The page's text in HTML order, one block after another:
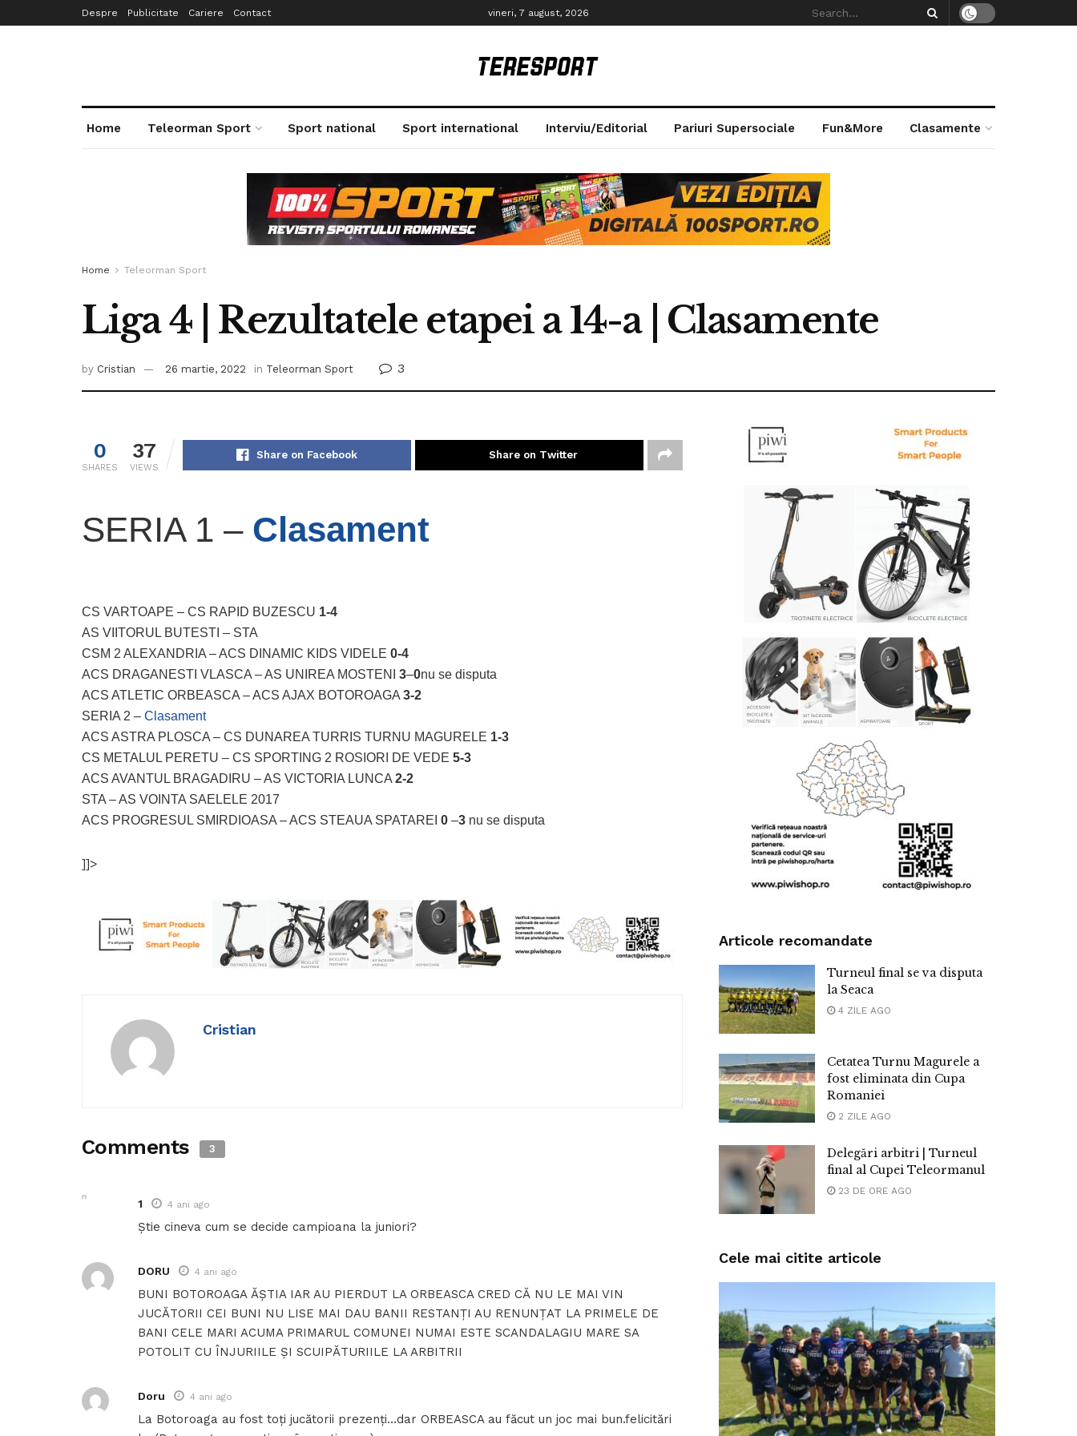
Despre Publicitate Cariere Contact vineri, 7 august, 2026
Home Teleorman Sport Sport national Sport international Interviu/Editorial Pariuri Supersociale Fun&More Clasamente
Home Teleorman Sport
Liga 4 | Rezultatele etapei a 14-a | Clasamente
by Cristian 26 martie, 2022 in Teleorman Sport 3
0
SHARES
37
VIEWS
Share on Facebook Share on Twitter
SERIA 1 – Clasament
CS VARTOAPE – CS RAPID BUZESCU 1-4
AS VIITORUL BUTESTI – STA
CSM 2 ALEXANDRIA – ACS DINAMIC KIDS VIDELE 0-4
ACS DRAGANESTI VLASCA – AS UNIREA MOSTENI 3–0nu se disputa
ACS ATLETIC ORBEASCA – ACS AJAX BOTOROAGA 3-2
SERIA 2 – Clasament
ACS ASTRA PLOSCA – CS DUNAREA TURRIS TURNU MAGURELE 1-3
CS METALUL PERETU – CS SPORTING 2 ROSIORI DE VEDE 5-3
ACS AVANTUL BRAGADIRU – AS VICTORIA LUNCA 2-2
STA – AS VOINTA SAELELE 2017
ACS PROGRESUL SMIRDIOASA – ACS STEAUA SPATAREI 0 –3 nu se disputa
]]>
Cristian
Comments 3
1 4 ani ago
Știe cineva cum se decide campioana la juniori?
DORU 4 ani ago
BUNI BOTOROAGA ĂȘTIA IAR AU PIERDUT LA ORBEASCA CRED CĂ NU LE MAI VIN
JUCĂTORII CEI BUNI NU LISE MAI DAU BANII RESTANȚI AU RENUNȚAT LA PRIMELE DE
BANI CELE MARI ACUMA PRIMARUL COMUNEI NUMAI ESTE SCANDALAGIU MARE SA
POTOLIT CU ÎNJURIILE ȘI SCUIPĂTURIILE LA ARBITRII
Doru 4 ani ago
La Botoroaga au fost toți jucătorii prezenți…dar ORBEASCA au făcut un joc mai bun.felicitări
Articole recomandate
Turneul final se va disputa
la Seaca
4 ZILE AGO
Cetatea Turnu Magurele a
fost eliminata din Cupa
Romaniei
2 ZILE AGO
Delegări arbitri | Turneul
final al Cupei Teleormanul
23 DE ORE AGO
Cele mai citite articole